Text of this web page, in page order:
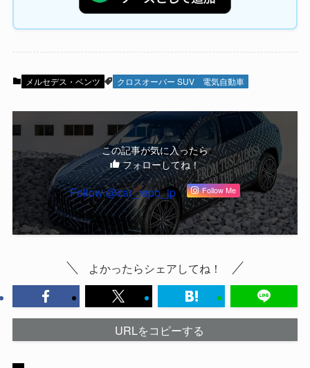
メルセデス・ベンツ クロスオーバー SUV 電気自動車
この記事が気に入ったら
フォローしてね！
Follow @car_repo_jp Follow Me
よかったらシェアしてね！
URLをコピーする